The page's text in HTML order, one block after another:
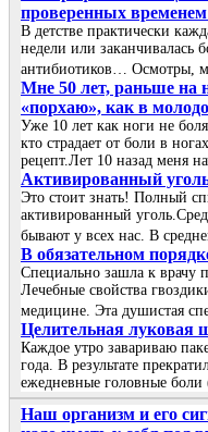
проверенных временем
В детстве практически
недели или заканчивалась
антибиотиков… Осмотры,
Мне 50 лет, раньше на
«порхаю», как в
Уже 10 лет как ноги не
кто страдает от боли в
рецепт.Лет 10 назад меня
Активированный
Это стоит знать! Полный
активированный
бывают у всех нас. В
В обязательном
Специально зашла к врачу
Лечебные свойства
медицине. Эта душистая
Целительная
Каждое утро завариваю
года. В результате
ежедневные головные боли
Наш организм и его